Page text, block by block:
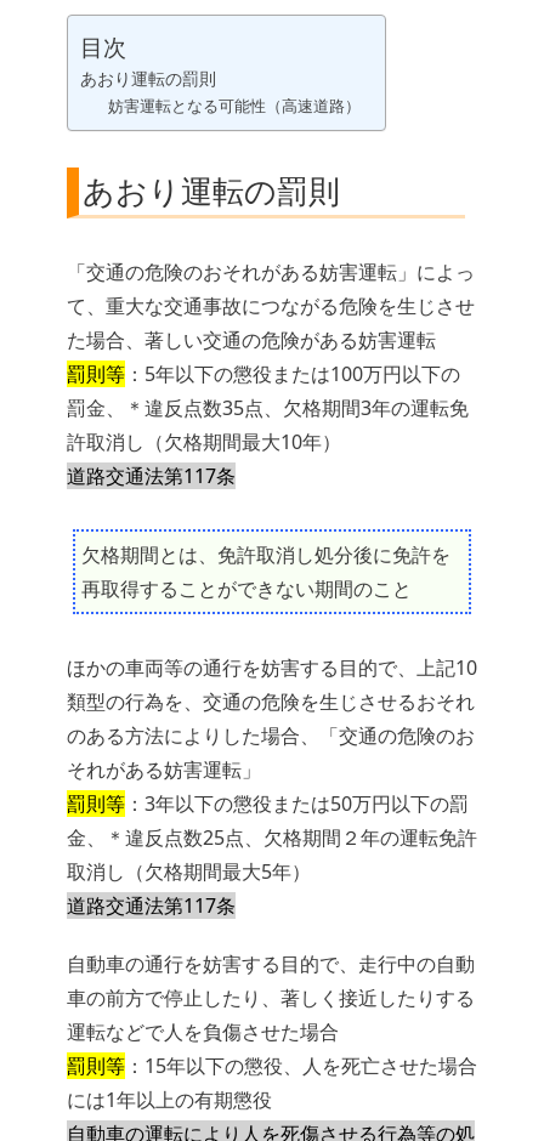
目次
あおり運転の罰則
妨害運転となる可能性（高速道路）
あおり運転の罰則
「交通の危険のおそれがある妨害運転」によっ
て、重大な交通事故につながる危険を生じさせ
た場合、著しい交通の危険がある妨害運転
罰則等 ：5年以下の懲役または100万円以下の
罰金、＊違反点数35点、欠格期間3年の運転免
許取消し（欠格期間最大10年）
道路交通法第117条
欠格期間とは、免許取消し処分後に免許を
再取得することができない期間のこと
ほかの車両等の通行を妨害する目的で、上記10
類型の行為を、交通の危険を生じさせるおそれ
のある方法によりした場合、「交通の危険のお
それがある妨害運転」
罰則等 ：3年以下の懲役または50万円以下の罰
金、＊違反点数25点、欠格期間２年の運転免許
取消し（欠格期間最大5年）
道路交通法第117条
自動車の通行を妨害する目的で、走行中の自動
車の前方で停止したり、著しく接近したりする
運転などで人を負傷させた場合
罰則等 ：15年以下の懲役、人を死亡させた場合
には1年以上の有期懲役
自動車の運転により人を死傷させる行為等の処